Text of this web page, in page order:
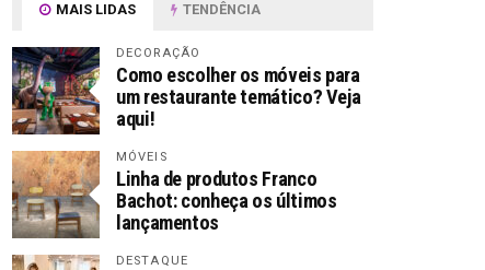
MAIS LIDAS TENDÊNCIA
DECORAÇÃO
Como escolher os móveis para
um restaurante temático? Veja
aqui!
MÓVEIS
Linha de produtos Franco
Bachot: conheça os últimos
lançamentos
DESTAQUE